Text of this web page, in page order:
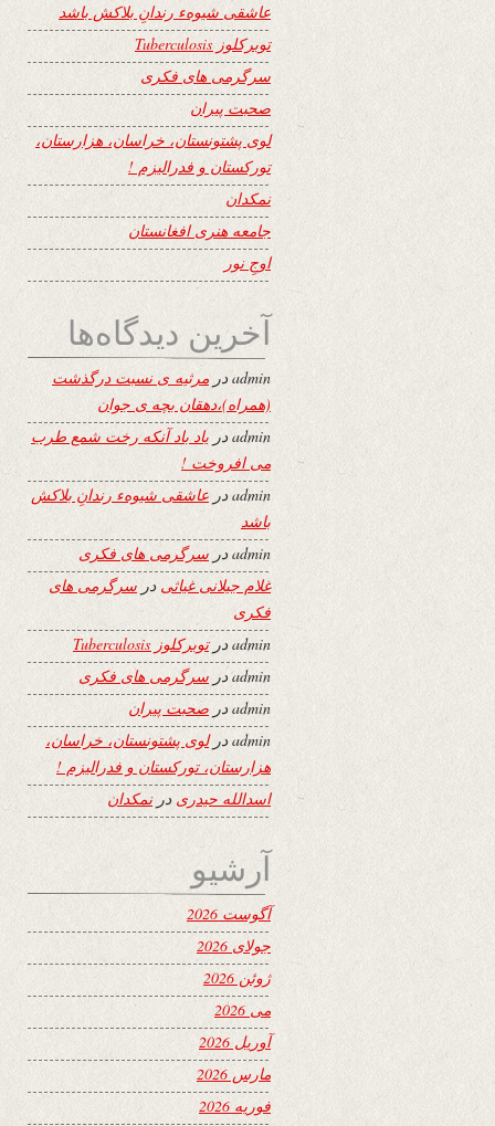
عاشقی شیوهء رندانِ بلاکش باشد
توبرکلوز Tuberculosis
سرگرمی های فکری
صحبت پیران
لوی پشتونستان، خراسان، هزارستان،
تورکستان و فدرالیزم !
نمکدان
جامعه هنری افغانستان
اوجِ نور
آخرین دیدگاه‌ها
adminدر مرثیه ی نسبت درگذشت
(همراه)،دهقان بچه ی جوان
admin در یاد باد آنکه رخت شمع طرب
می افروخت !
adminدر عاشقی شیوهء رندانِ بلاکش
باشد
admin در سرگرمی های فکری
غلام جیلانی غیاثی در سرگرمی های
فکری
adminدرتوبرکلوز Tuberculosis
adminدر سرگرمی های فکری
admin در صحبت پیران
adminدرلوی پشتونستان، خراسان،
هزارستان، تورکستان و فدرالیزم !
اسدالله حیدری درنمکدان
آرشیو
آگوست 2026
جولای 2026
ژوئن 2026
می 2026
آوریل 2026
مارس 2026
فوریه 2026